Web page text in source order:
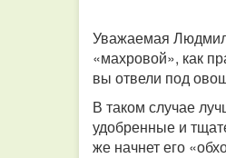
Уважаемая
«махровой», как
вы отвели под
В таком случае
удобренные и
же начнет его